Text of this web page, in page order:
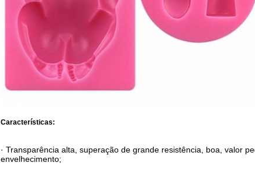
Características:
· Transparência alta, superação de grande resistência, boa, valor
envelhecimento;